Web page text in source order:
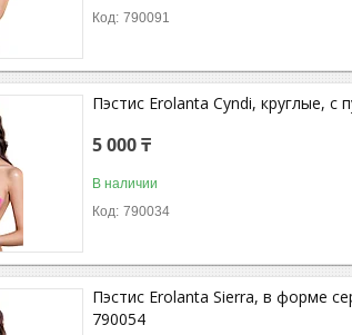
790091
Пэстис Erolanta Cyndi, круглые, с
5 000 ₸
В наличии
790034
Пэстис Erolanta Sierra, в форме
790054